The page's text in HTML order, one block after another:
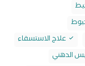
علاج الاستسقاء
الدهني